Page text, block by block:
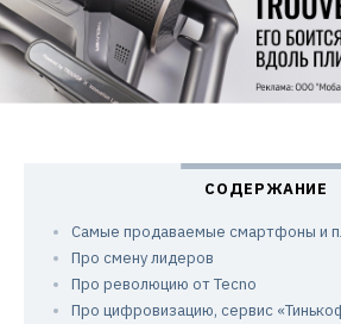
Самые продаваемые смартфоны и
Про смену лидеров
Про революцию от Tecno
Про цифровизацию, сервис